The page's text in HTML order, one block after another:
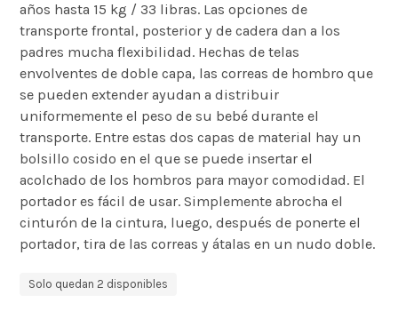
años hasta 15 kg / 33 libras. Las opciones de
transporte frontal, posterior y de cadera dan a los
padres mucha flexibilidad. Hechas de telas
envolventes de doble capa, las correas de hombro que
se pueden extender ayudan a distribuir
uniformemente el peso de su bebé durante el
transporte. Entre estas dos capas de material hay un
bolsillo cosido en el que se puede insertar el
acolchado de los hombros para mayor comodidad. El
portador es fácil de usar. Simplemente abrocha el
cinturón de la cintura, luego, después de ponerte el
portador, tira de las correas y átalas en un nudo doble.
Solo quedan 2 disponibles